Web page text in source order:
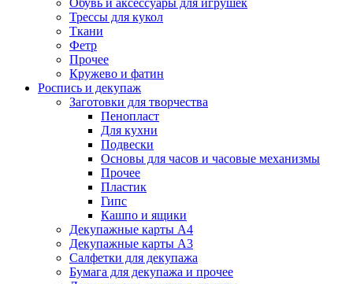
Трессы для кукол
Ткани
Фетр
Прочее
Кружево и фатин
Роспись и декупаж
Заготовки для творчества
Пенопласт
Для кухни
Подвески
Основы для часов и часовые механизмы
Прочее
Пластик
Гипс
Кашпо и ящики
Декупажные карты А4
Декупажные карты А3
Салфетки для декупажа
Бумага для декупажа и прочее